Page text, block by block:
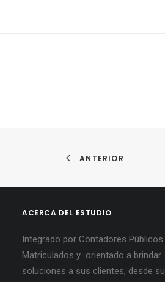
ANTERIOR
ACERCA DEL ESTUDIO
Integrado por Contadores Públicos
Matriculados y orientado a brindar
soluciones a sus clientes, desde su